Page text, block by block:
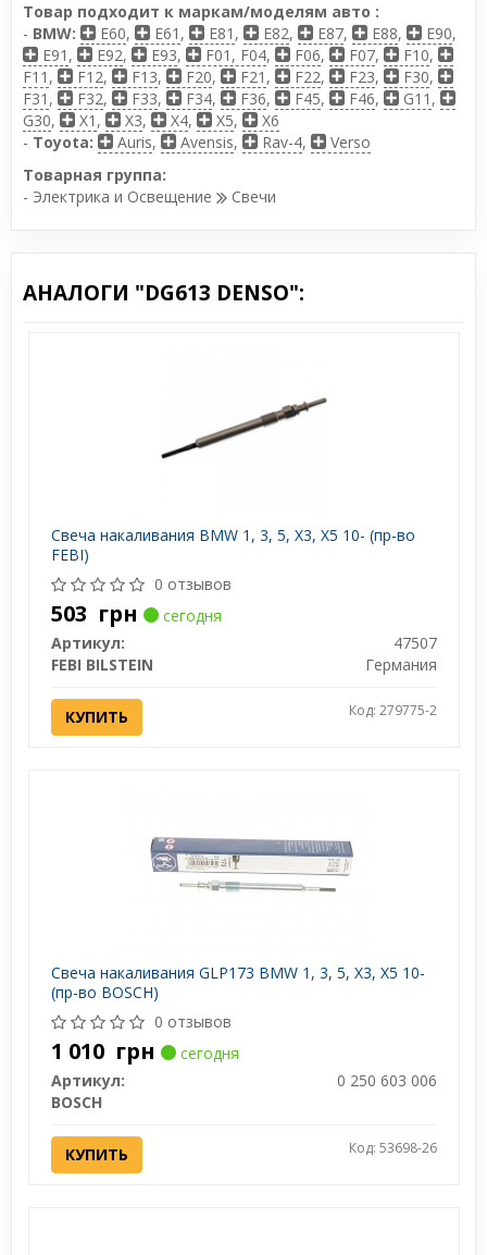
Товар подходит к маркам/моделям авто :
- BMW: E60, E61 , E81 , E82, E87, E88, E90,
E91 , E92, E93, F01, F04, F06, F07, F10,
F11 , F12, F13, F20, F21 , F22, F23, F30,
F31 , F32, F33, F34, F36, F45, F46, G11 ,
G30, X1 , X3, X4, X5,
X6
- Toyota: Auris, Avensis, Rav-4,
Verso
Товарная группа:
- Электрика и Освещение
Свечи
АНАЛОГИ "DG613 DENSO":
Свеча накаливания BMW 1, 3, 5, X3, X5 10- (пр-во
FEBI)
0 отзывов
503 грн
сегодня
Артикул:
47507
FEBI BILSTEIN
Германия
КУПИТЬ Код: 279775-2
Свеча накаливания GLP173 BMW 1, 3, 5, X3, X5 10-
(пр-во BOSCH)
0 отзывов
1 010 грн
сегодня
Артикул:
0 250 603 006
BOSCH
КУПИТЬ Код: 53698-26